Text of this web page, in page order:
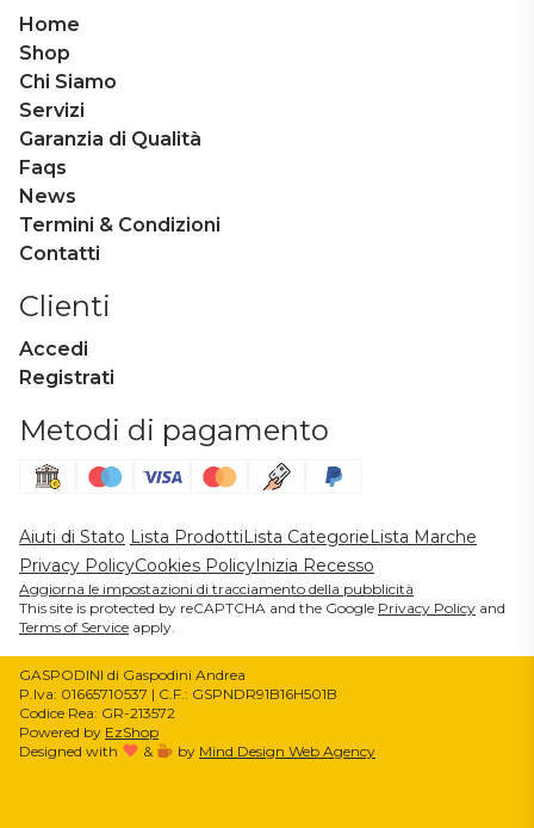
Home
Shop
Chi Siamo
Servizi
Garanzia di Qualità
Faqs
News
Termini & Condizioni
Contatti
Clienti
Accedi
Registrati
Metodi di pagamento
Aiuti di Stato Lista ProdottiLista CategorieLista Marche
Privacy PolicyCookies PolicyInizia Recesso
Aggiorna le impostazioni di tracciamento della pubblicità
This site is protected by reCAPTCHA and the Google Privacy Policy and
Terms of Service apply.
GASPODINI di Gaspodini Andrea
P.Iva: 01665710537 | C.F.: GSPNDR91B16H501B
Codice Rea: GR-213572
Powered by EzShop
Designed with
& by Mind Design Web Agency